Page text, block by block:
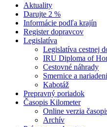
Aktuality
Darujte 2 %
Informácie podľa krajín
Register dopravcov
Legislatíva
Legislatíva cestnej
IRU Diploma of
Cestovné náhrady
Smernice a
Kabotáž
Prepravný poriadok
Časopis Kilometer
Online verzia
Archív